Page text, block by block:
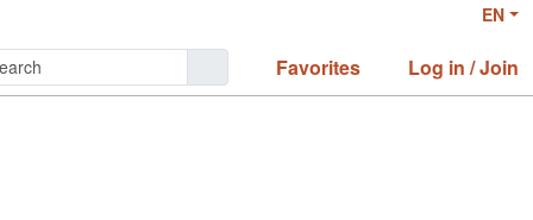
EN
Favorites Log in / Join